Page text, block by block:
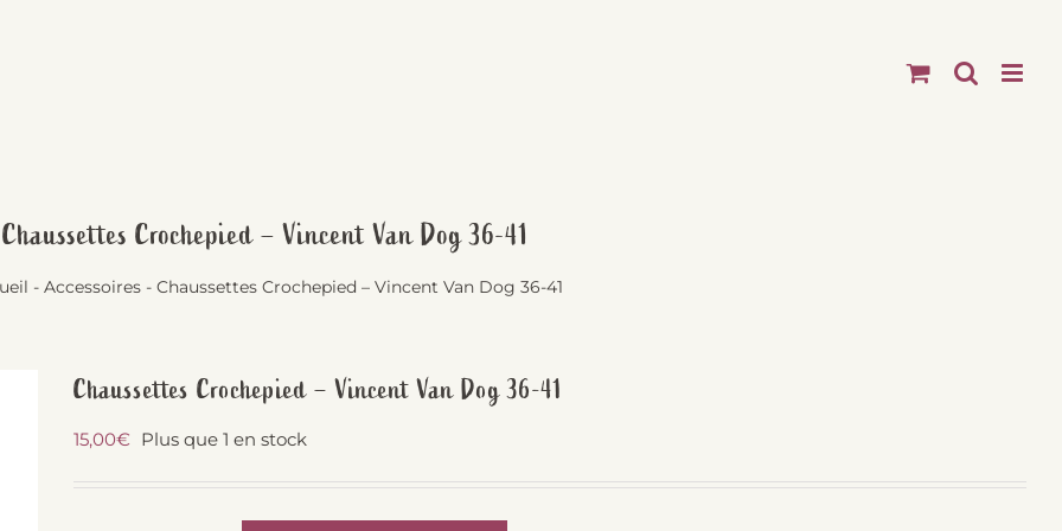
Chaussettes Crochepied – Vincent Van Dog 36-41
- Accessoires - Chaussettes Crochepied – Vincent Van Dog 36-41
Chaussettes Crochepied – Vincent Van Dog 36-41
15,00€ Plus que 1 en stock